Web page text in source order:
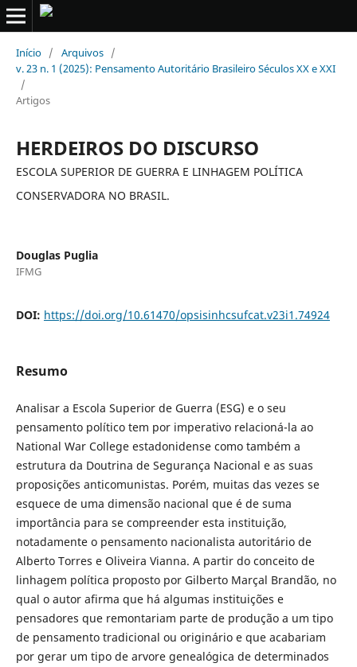
Início / Arquivos /
v. 23 n. 1 (2025): Pensamento Autoritário Brasileiro Séculos XX e XXI
/
Artigos
HERDEIROS DO DISCURSO
ESCOLA SUPERIOR DE GUERRA E LINHAGEM POLÍTICA
CONSERVADORA NO BRASIL.
Douglas Puglia
IFMG
DOI: https://doi.org/10.61470/opsisinhcsufcat.v23i1.74924
Resumo
Analisar a Escola Superior de Guerra (ESG) e o seu
pensamento político tem por imperativo relacioná-la ao
National War College estadonidense como também a
estrutura da Doutrina de Segurança Nacional e as suas
proposições anticomunistas. Porém, muitas das vezes se
esquece de uma dimensão nacional que é de suma
importância para se compreender esta instituição,
notadamente o pensamento nacionalista autoritário de
Alberto Torres e Oliveira Vianna. A partir do conceito de
linhagem política proposto por Gilberto Marçal Brandão, no
qual o autor afirma que há algumas instituições e
pensadores que remontariam parte de produção a um tipo
de pensamento tradicional ou originário e que acabariam
por gerar um tipo de arvore genealógica de determinados